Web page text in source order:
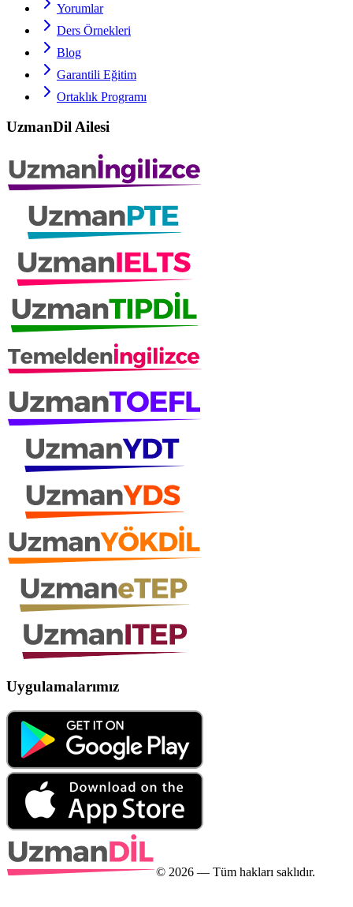
Yorumlar
Ders Örnekleri
Blog
Garantili Eğitim
Ortaklık Programı
UzmanDil Ailesi
Uygulamalarımız
© 2026 — Tüm hakları saklıdır.